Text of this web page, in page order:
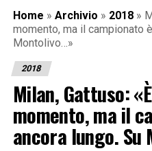
Home » Archivio » 2018 »
momento, ma il campionato
Montolivo…»
2018
Milan, Gattuso:
momento, ma il
ancora lungo. Su